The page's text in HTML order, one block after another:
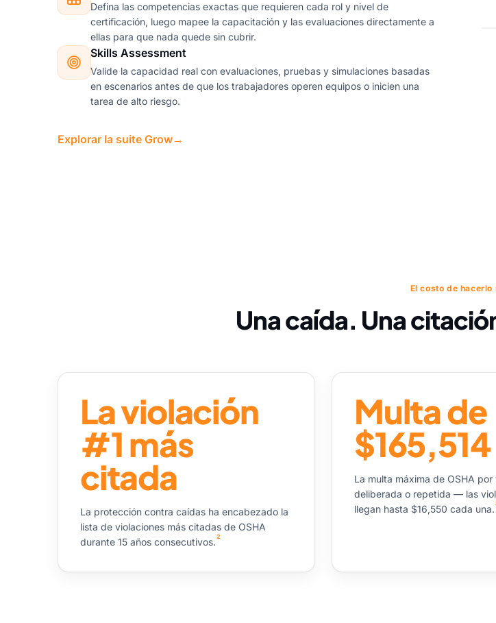
Defina las competencias exactas que requieren cada rol y nivel de
certificación, luego mapee la capacitación y las evaluaciones directamente a
ellas para que nada quede sin cubrir.
Skills Assessment
Valide la capacidad real con evaluaciones, pruebas y simulaciones basadas
en escenarios antes de que los trabajadores operen equipos o inicien una
tarea de alto riesgo.
Explorar la suite Grow→
El costo de hacerlo
Una caída. Una
La violación
#1 más
citada
La protección contra caídas ha encabezado la
lista de violaciones más citadas de OSHA
durante 15 años consecutivos. 2
Multa de
$165,514
La multa máxima de OSHA por
deliberada o repetida — las
llegan hasta $16,550 cada una.